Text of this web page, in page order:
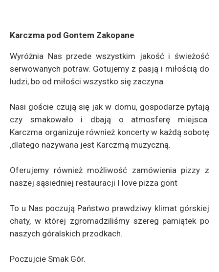
Karczma pod Gontem Zakopane
Wyróżnia Nas przede wszystkim jakość i świeżość
serwowanych potraw. Gotujemy z pasją i miłością do
ludzi, bo od miłości wszystko się zaczyna.
Nasi goście czują się jak w domu, gospodarze pytają
czy smakowało i dbają o atmosferę miejsca.
Karczma organizuje również koncerty w każdą sobotę
,dlatego nazywana jest Karczmą muzyczną.
Oferujemy również możliwość zamówienia pizzy z
naszej sąsiedniej restauracji I love pizza gont
To u Nas poczują Państwo prawdziwy klimat górskiej
chaty, w której zgromadziliśmy szereg pamiątek po
naszych góralskich przodkach.
Poczujcie Smak Gór.